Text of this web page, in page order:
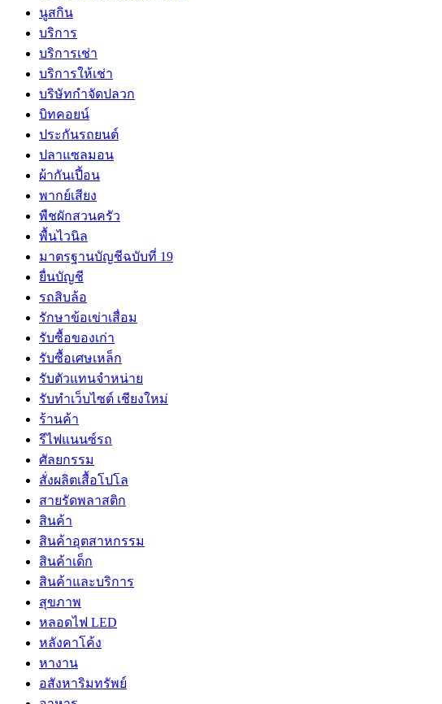
นูสกิน
บริการ
บริการเช่า
บริการให้เช่า
บริษัทกำจัดปลวก
บิทคอยน์
ประกันรถยนต์
ปลาแซลมอน
ผ้ากันเปี้อน
พากย์เสียง
พืชผักสวนครัว
พื้นไวนิล
มาตรฐานบัญชีฉบับที่ 19
ยื่นบัญชี
รถสิบล้อ
รักษาข้อเข่าเสื่อม
รับซื้อของเก่า
รับซื้อเศษเหล็ก
รับตัวแทนจำหน่าย
รับทำเว็บไซต์ เชียงใหม่
ร้านค้า
รีไฟแนนซ์รถ
ศัลยกรรม
สั่งผลิตเสื้อโปโล
สายรัดพลาสติก
สินค้า
สินค้าอุตสาหกรรม
สินค้าเด็ก
สินค้าและบริการ
สุขภาพ
หลอดไฟ LED
หลังคาโค้ง
หางาน
อสังหาริมทรัพย์